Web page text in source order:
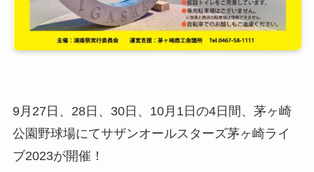
9月27日、28日、30日、10月1日の4日間、茅ヶ崎
公園野球場にてサザンオールスターズ茅ヶ崎ライ
ブ2023が開催！